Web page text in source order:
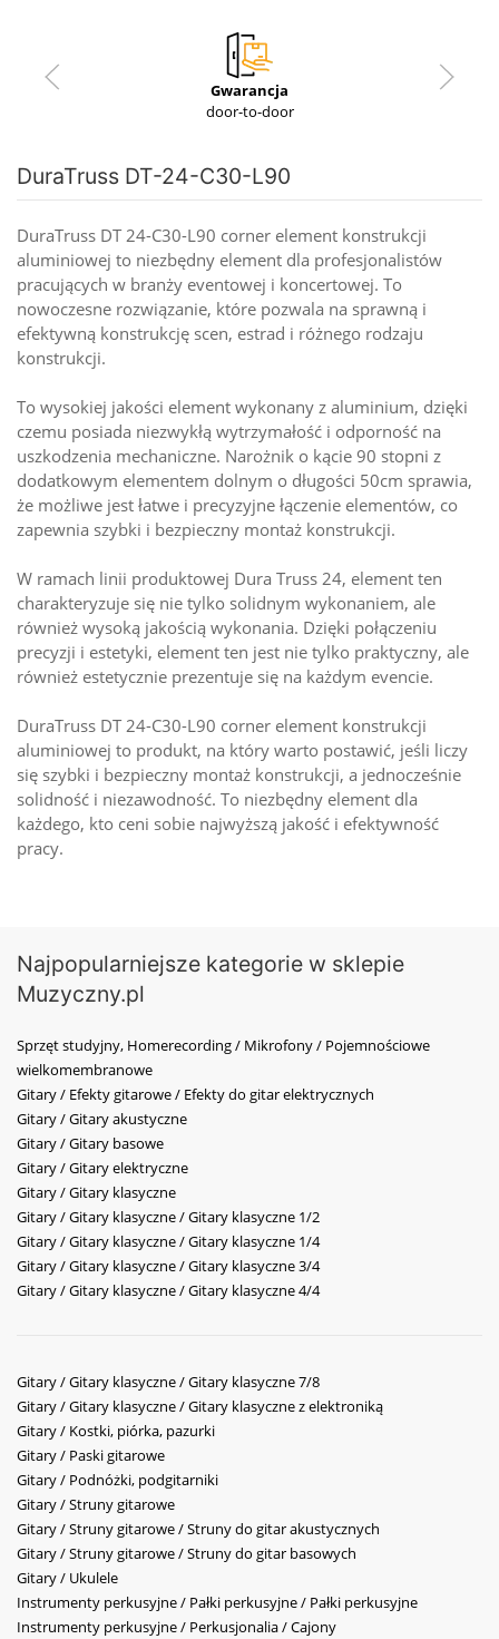
Gwarancja
door-to-door
DuraTruss DT-24-C30-L90
DuraTruss DT 24-C30-L90 corner element konstrukcji
aluminiowej to niezbędny element dla profesjonalistów
pracujących w branży eventowej i koncertowej. To
nowoczesne rozwiązanie, które pozwala na sprawną i
efektywną konstrukcję scen, estrad i różnego rodzaju
konstrukcji.
To wysokiej jakości element wykonany z aluminium, dzięki
czemu posiada niezwykłą wytrzymałość i odporność na
uszkodzenia mechaniczne. Narożnik o kącie 90 stopni z
dodatkowym elementem dolnym o długości 50cm sprawia,
że możliwe jest łatwe i precyzyjne łączenie elementów, co
zapewnia szybki i bezpieczny montaż konstrukcji.
W ramach linii produktowej Dura Truss 24, element ten
charakteryzuje się nie tylko solidnym wykonaniem, ale
również wysoką jakością wykonania. Dzięki połączeniu
precyzji i estetyki, element ten jest nie tylko praktyczny, ale
również estetycznie prezentuje się na każdym evencie.
DuraTruss DT 24-C30-L90 corner element konstrukcji
aluminiowej to produkt, na który warto postawić, jeśli liczy
się szybki i bezpieczny montaż konstrukcji, a jednocześnie
solidność i niezawodność. To niezbędny element dla
każdego, kto ceni sobie najwyższą jakość i efektywność
pracy.
Najpopularniejsze kategorie w sklepie
Muzyczny.pl
Sprzęt studyjny, Homerecording / Mikrofony / Pojemnościowe
wielkomembranowe
Gitary / Efekty gitarowe / Efekty do gitar elektrycznych
Gitary / Gitary akustyczne
Gitary / Gitary basowe
Gitary / Gitary elektryczne
Gitary / Gitary klasyczne
Gitary / Gitary klasyczne / Gitary klasyczne 1/2
Gitary / Gitary klasyczne / Gitary klasyczne 1/4
Gitary / Gitary klasyczne / Gitary klasyczne 3/4
Gitary / Gitary klasyczne / Gitary klasyczne 4/4
Gitary / Gitary klasyczne / Gitary klasyczne 7/8
Gitary / Gitary klasyczne / Gitary klasyczne z elektroniką
Gitary / Kostki, piórka, pazurki
Gitary / Paski gitarowe
Gitary / Podnóżki, podgitarniki
Gitary / Struny gitarowe
Gitary / Struny gitarowe / Struny do gitar akustycznych
Gitary / Struny gitarowe / Struny do gitar basowych
Gitary / Ukulele
Instrumenty perkusyjne / Pałki perkusyjne / Pałki perkusyjne
Instrumenty perkusyjne / Perkusjonalia / Cajony